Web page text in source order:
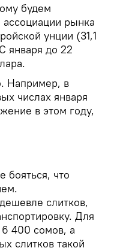
будем
рынка
унции (31,1
января до 22
Например, в
числах января
в этом году,
что
слитков,
Для
400 сомов, а
слитков такой